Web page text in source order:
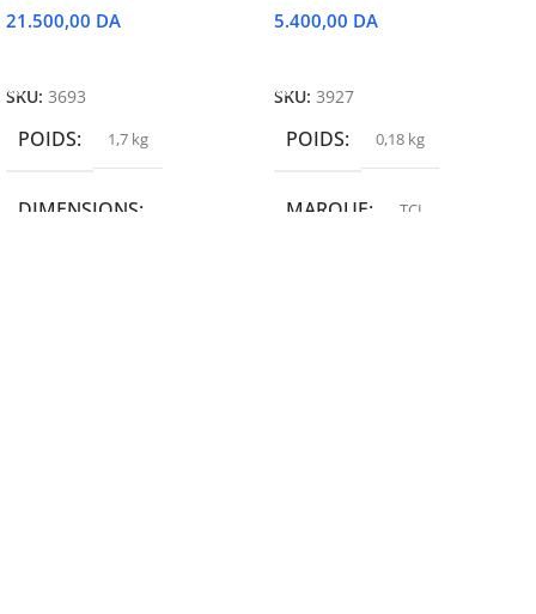
21.500,00 DA
SKU: 3693
POIDS 1,7 kg
DIMENSIONS
5.400,00 DA
SKU: 3927
POIDS 0,18 kg
MARQUE TCL